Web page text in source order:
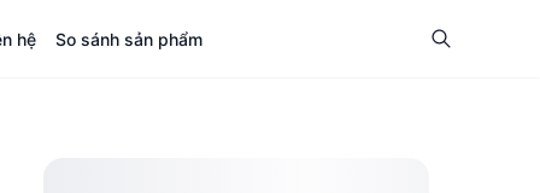
hệ So sánh sản phẩm